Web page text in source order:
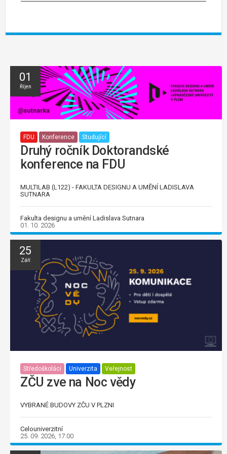
01
Říjen
FDU Konference Studující
Druhý ročník Doktorandské
konference na FDU
MULTILAB (L122) - FAKULTA DESIGNU A UMĚNÍ LADISLAVA
SUTNARA
Fakulta designu a umění Ladislava Sutnara
01. 10. 2026
25
Září
Středoškoláci Univerzita Veřejnost
ZČU zve na Noc vědy
VYBRANÉ BUDOVY ZČU V PLZNI
Celouniverzitní
25. 09. 2026, 17:00